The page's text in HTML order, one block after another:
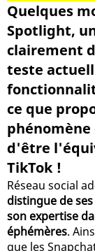
Quelques
Spotlight,
clairement
teste
ce que
d'être
TikTok !
Réseau social
distingue de
son expertise
éphémères.
que les